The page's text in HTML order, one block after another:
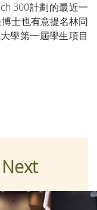
300計劃的最近一
士也有意提名林同
學第一屆學生項目